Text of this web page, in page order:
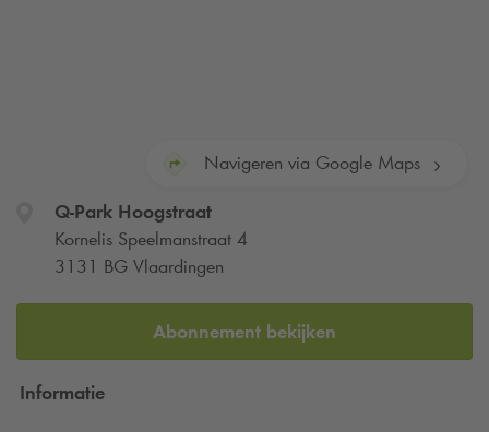
Navigeren via Google Maps
Q-ParkHoogstraat
Kornelis Speelmanstraat 4
3131 BG Vlaardingen
Abonnement bekijken
Informatie